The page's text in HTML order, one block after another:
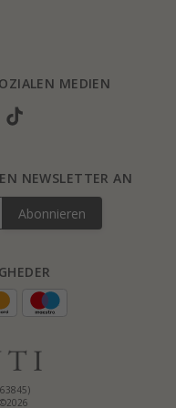
MEDIEN
NEWSLETTER AN
Abonnieren